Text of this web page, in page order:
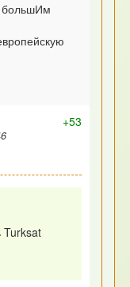
большИм
+53
Turksat